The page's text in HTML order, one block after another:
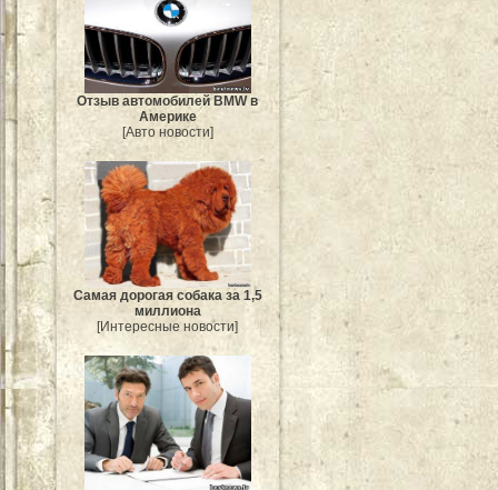
Отзыв автомобилей BMW в
Америке
[Авто новости]
Самая дорогая собака за 1,5
миллиона
[Интересные новости]